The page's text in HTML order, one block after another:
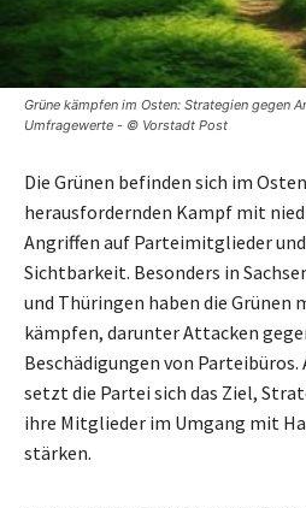
Grüne kämpfen im Osten: Strategien gegen
Umfragewerte - © Vorstadt Post
Die Grünen befinden sich im
herausfordernden Kampf mit
Angriffen auf Parteimitglieder
Sichtbarkeit. Besonders in
und Thüringen haben die Grünen
kämpfen, darunter Attacken
Beschädigungen von
setzt die Partei sich das Ziel,
ihre Mitglieder im Umgang mit
stärken.